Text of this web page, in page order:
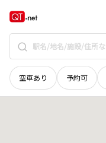
空車あり 予約可
高知県